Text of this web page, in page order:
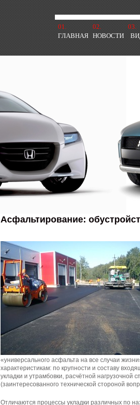
01.
ГЛАВНАЯ
02.
НОВОСТИ
03.
Асфальтирование:
«универсального асфальта на все случаи
характеристикам: по крупности и составу
укладки и утрамбовки, расчётной нагрузочной
(заинтересованного технической стороной
Отличаются процессы укладки различных по